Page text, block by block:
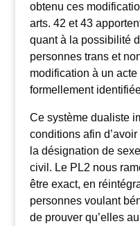
obtenu ces
arts. 42 et 43
quant à la possibilité
personnes trans et
modification à un
formellement
Ce système dualiste
conditions afin
la désignation de
civil. Le PL2 nous
être exact, en
personnes voulant
de prouver qu’elles